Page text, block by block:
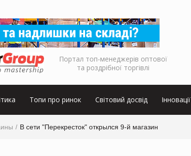
Портал топ-менеджерів оптової
та роздрібної торгівлі
Топи про ринок Світовий досвід Інновації
В сети "Перекресток" открылся 9-й магазин